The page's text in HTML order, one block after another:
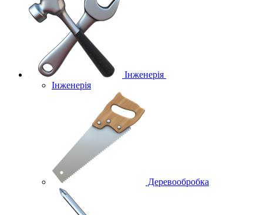
Інженерія
Інженерія
Деревообробка